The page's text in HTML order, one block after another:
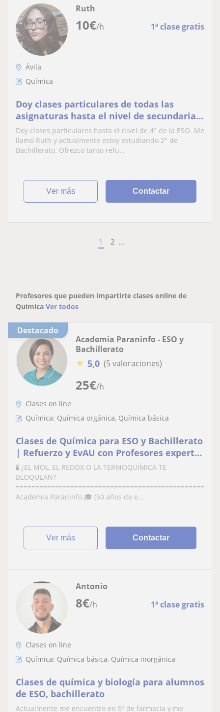
10€/h 1ª clase gratis
Ruth
Ávila
Química
Doy clases particulares de todas las
asignaturas hasta el nivel de secundaria,
lengua, matemáticas,inglés,física,
química
Doy clases particulares hasta el nivel de 4° de la ESO. Me
llamó Ruth y actualmente estoy estudiando 2° de
Bachillerato. Ofrezco tanto refu...
ver más Contactar
1 2 ...
Profesores que pueden impartirte clases online de
Química Ver todos
Destacado
25€/h
Academia Paraninfo - ESO y
Bachillerato
★ 5,0 (5 valoraciones)
Clases on line
Química: Química orgánica, Química básica
Clases de Química para ESO y Bachillerato
| Refuerzo y EvAU con Profesores expertos
en ciencias
🧪 ¿EL MOL, EL REDOX O LA TERMOQUÍMICA TE
BLOQUEAN?
==================================================En
Academia Paraninfo 🎓 (50 años de e...
ver más Contactar
8€/h 1ª clase gratis
Antonio
Clases on line
Química: Química básica, Química inorgánica
Clases de química y biología para alumnos
de ESO, bachillerato
Actualmente me encuentro en 5º de farmacia y me